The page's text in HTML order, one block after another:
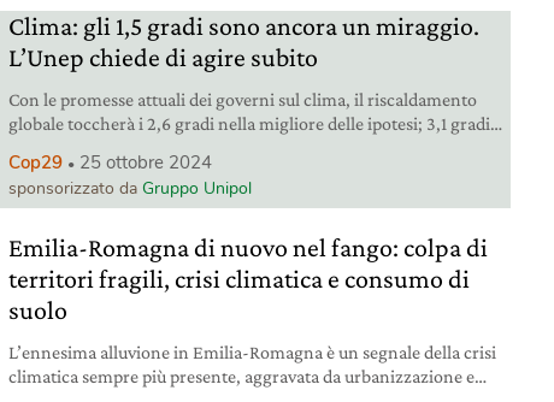
Clima: gli 1,5 gradi sono ancora un miraggio.
L’Unep chiede di agire subito
Con le promesse attuali dei governi sul clima, il riscaldamento
globale toccherà i 2,6 gradi nella migliore delle ipotesi; 3,1 gradi
Cop29 25 ottobre 2024
sponsorizzato da Gruppo Unipol
Emilia-Romagna di nuovo nel fango: colpa di
territori fragili, crisi climatica e consumo di
suolo
L’ennesima alluvione in Emilia-Romagna è un segnale della crisi
climatica sempre più presente, aggravata da urbanizzazione e